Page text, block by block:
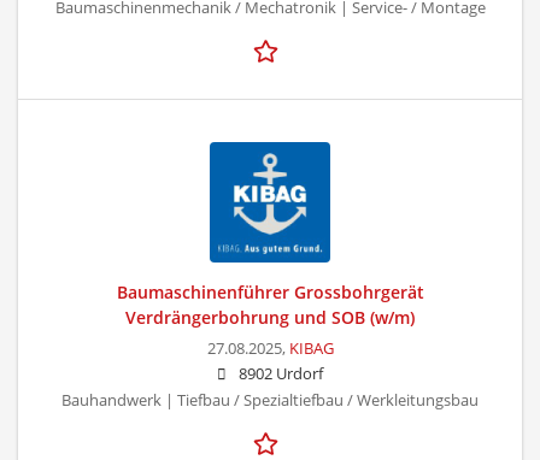
Baumaschinenmechanik / Mechatronik | Service- / Montage
Baumaschinenführer Grossbohrgerät
Verdrängerbohrung und SOB (w/m)
27.08.2025, KIBAG
8902 Urdorf
Bauhandwerk | Tiefbau / Spezialtiefbau / Werkleitungsbau